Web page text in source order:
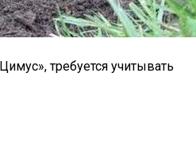
требуется учитывать